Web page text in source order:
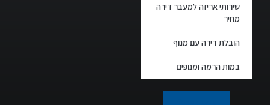
שירותי אריזה למעבר דירה
מחיר
הובלת דירה עם מנוף
במות הרמה ומנופים